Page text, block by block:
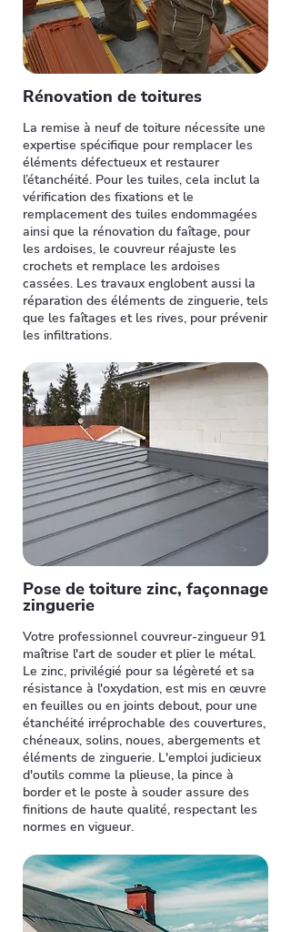
Rénovation de toitures
La remise à neuf de toiture nécessite une
expertise spécifique pour remplacer les
éléments défectueux et restaurer
l’étanchéité. Pour les tuiles, cela inclut la
vérification des fixations et le
remplacement des tuiles endommagées
ainsi que la rénovation du faîtage, pour
les ardoises, le couvreur réajuste les
crochets et remplace les ardoises
cassées. Les travaux englobent aussi la
réparation des éléments de zinguerie, tels
que les faîtages et les rives, pour prévenir
les infiltrations.
Pose de toiture zinc, façonnage
zinguerie
Votre professionnel couvreur-zingueur 91
maîtrise l'art de souder et plier le métal.
Le zinc, privilégié pour sa légèreté et sa
résistance à l'oxydation, est mis en œuvre
en feuilles ou en joints debout, pour une
étanchéité irréprochable des couvertures,
chéneaux, solins, noues, abergements et
éléments de zinguerie. L'emploi judicieux
d'outils comme la plieuse, la pince à
border et le poste à souder assure des
finitions de haute qualité, respectant les
normes en vigueur.